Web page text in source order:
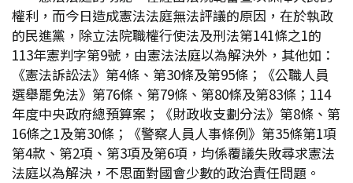
權利，而今日造成憲法法庭無法評議的原因，在於執政
的民進黨，除立法院職權行使法及刑法第141條之1的
113年憲判字第9號，由憲法法庭以為解決外，其他如：
《憲法訴訟法》第4條、第30條及第95條；《公職人員
選舉罷免法》第76條、第79條、第80條及第83條；114
年度中央政府總預算案；《財政收支劃分法》第8條、第
16條之1及第30條；《警察人員人事條例》第35條第1項
第4款、第2項、第3項及第6項，均係覆議失敗尋求憲法
法庭以為解決，不思面對國會少數的政治責任問題。